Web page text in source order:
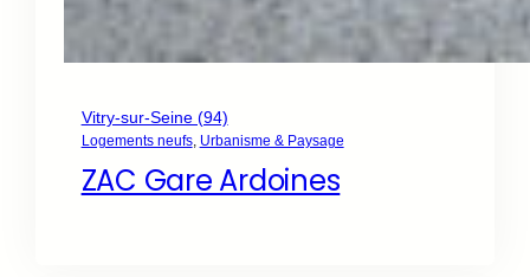
Vitry-sur-Seine (94)
Logements neufs, Urbanisme & Paysage
ZAC Gare Ardoines